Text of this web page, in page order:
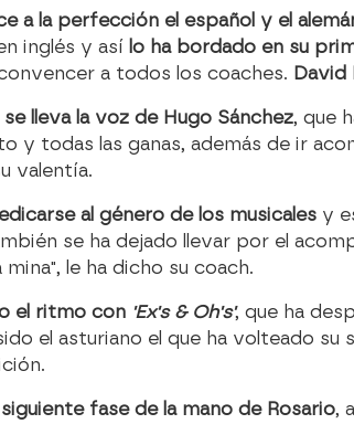
a la perfección el español y el
inglés y así lo ha bordado en su
a todos los coaches. David
lleva la voz de Hugo Sánchez, que
y todas las ganas, además de ir
valentía.
al género de los musicales y
se ha dejado llevar por el
le ha dicho su coach.
el ritmo con 'Ex's & Oh's', que ha
el asturiano el que ha volteado
siguiente fase de la mano de Rosario,